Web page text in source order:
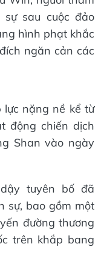
sau cuộc đảo
hình phạt khắc
ngăn cản các
lực nặng nề kể từ
động chiến dịch
Shan vào ngày
tuyên bố đã
sự, bao gồm một
đường thương
trên khắp bang